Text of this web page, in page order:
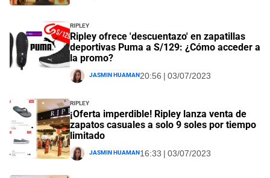
Ripley
Ripley ofrece 'descuentazo' en zapatillas
deportivas Puma a S/129: ¿Cómo acceder a
la promo?
Jasmin Huaman20:56 | 03/07/2023
Ripley
¡Oferta imperdible! Ripley lanza venta de
zapatos casuales a solo 9 soles por tiempo
limitado
Jasmin Huaman16:33 | 03/07/2023